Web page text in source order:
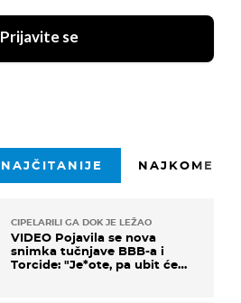
Prijavite se
NAJČITANIJE
CIPELARILI GA DOK JE LEŽAO
VIDEO Pojavila se nova
snimka tučnjave BBB-a i
Torcide: "Je*ote, pa ubit će